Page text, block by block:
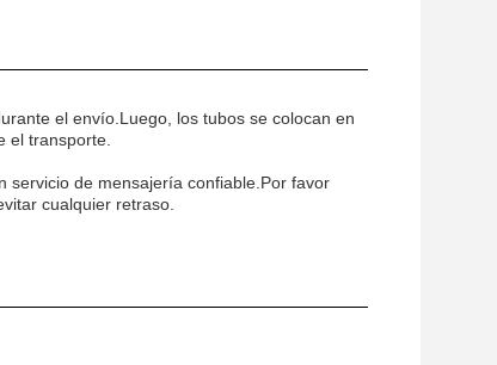
el envío.Luego, los tubos se colocan en
el transporte.
servicio de mensajería confiable.Por favor
cualquier retraso.